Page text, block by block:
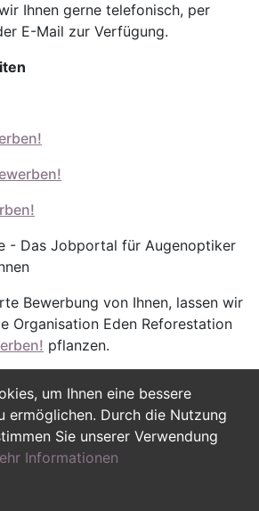
um Ihnen eine bessere
ermöglichen. Durch die Nutzung
Sie unserer Verwendung
Informationen
Ihnen gerne telefonisch, per
E-Mail zur Verfügung.
- Das Jobportal für Augenoptiker
Bewerbung von Ihnen, lassen wir
Organisation Eden Reforestation
pflanzen.
Bewerben